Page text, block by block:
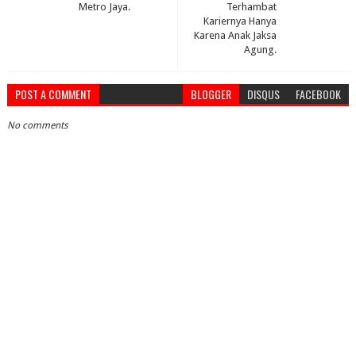
Terhambat
Kariernya Hanya
Karena Anak Jaksa
Agung.
Metro Jaya.
POST A COMMENT BLOGGER DISQUS FACEBOOK
No comments